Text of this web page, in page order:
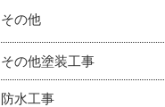
その他
その他塗装工事
防水工事